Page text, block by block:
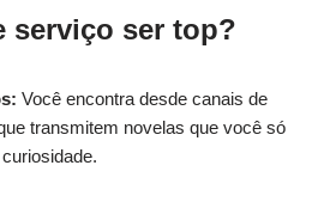
serviço ser top?
Você encontra desde canais de
transmitem novelas que você só